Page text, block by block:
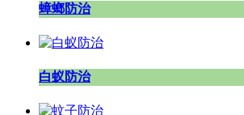
蟑螂防治
白蚁防治